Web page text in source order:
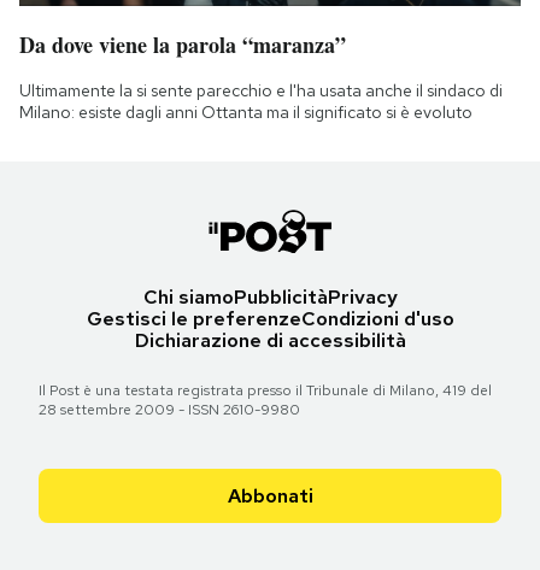
Da dove viene la parola “maranza”
Ultimamente la si sente parecchio e l'ha usata anche il sindaco di
Milano: esiste dagli anni Ottanta ma il significato si è evoluto
Chi siamoPubblicitàPrivacy
Gestisci le preferenzeCondizioni d'uso
Dichiarazione di accessibilità
Il Post è una testata registrata presso il Tribunale di Milano, 419 del
28 settembre 2009 - ISSN 2610-9980
Abbonati